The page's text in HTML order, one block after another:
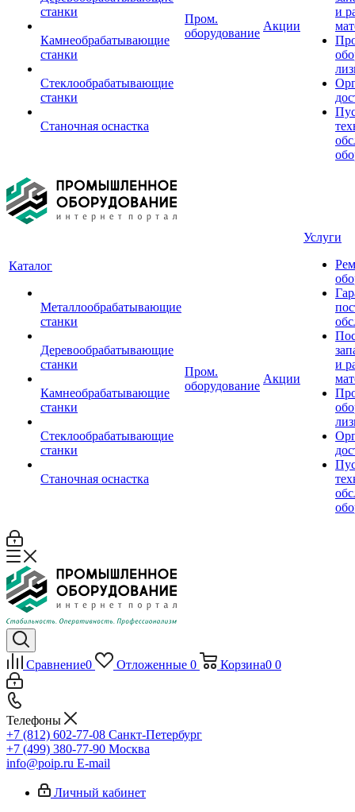
станки
Камнеобрабатывающие
станки
Стеклообрабатывающие
станки
Станочная оснастка
Пром.
оборудование
Акции
и
Каталог
Металлообрабатывающие
станки
Деревообрабатывающие
станки
Камнеобрабатывающие
станки
Стеклообрабатывающие
станки
Станочная оснастка
Пром.
оборудование
Акции
Услуги
и
Сравнение0 Отложенные 0 Корзина0 0
Телефоны
+7 (812) 602-77-08 Санкт-Петербург
+7 (499) 380-77-90 Москва
info@poip.ru E-mail
Личный кабинет